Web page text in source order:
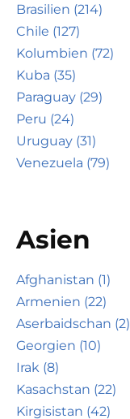
Brasilien (214)
Chile (127)
Kolumbien (72)
Kuba (35)
Paraguay (29)
Peru (24)
Uruguay (31)
Venezuela (79)
Asien
Afghanistan (1)
Armenien (22)
Aserbaidschan (2)
Georgien (10)
Irak (8)
Kasachstan (22)
Kirgisistan (42)